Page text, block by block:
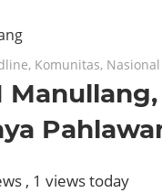
, Komunitas, Nasional
, 1 views today